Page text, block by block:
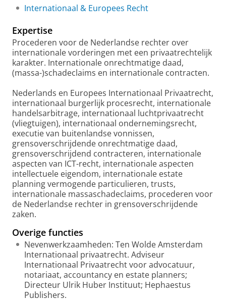
o
t
a
l
Internationaal & Europees Recht
Expertise
Procederen voor de Nederlandse rechter over
internationale vorderingen met een privaatrechtelijk
karakter. Internationale onrechtmatige daad,
(massa-)schadeclaims en internationale contracten.
Nederlands en Europees Internationaal Privaatrecht,
internationaal burgerlijk procesrecht, internationale
handelsarbitrage, internationaal luchtprivaatrecht
(vliegtuigen), internationaal ondernemingsrecht,
executie van buitenlandse vonnissen,
grensoverschrijdende onrechtmatige daad,
grensoverschrijdend contracteren, internationale
aspecten van ICT-recht, internationale aspecten
intellectuele eigendom, internationale estate
planning vermogende particulieren, trusts,
internationale massaschadeclaims, procederen voor
de Nederlandse rechter in grensoverschrijdende
zaken.
Overige functies
Nevenwerkzaamheden: Ten Wolde Amsterdam
Internationaal privaatrecht. Adviseur
Internationaal Privaatrecht voor advocatuur,
notariaat, accountancy en estate planners;
Directeur Ulrik Huber Instituut; Hephaestus
Publishers.